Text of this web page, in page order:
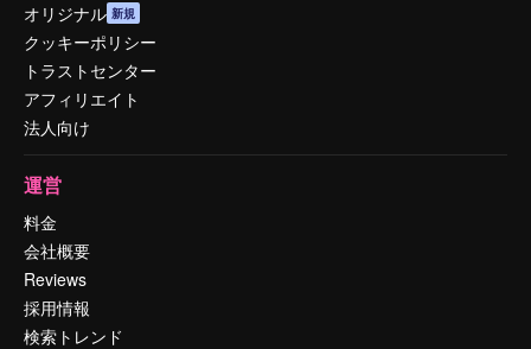
オリジナル 新規
クッキーポリシー
トラストセンター
アフィリエイト
法人向け
運営
料金
会社概要
Reviews
採用情報
検索トレンド